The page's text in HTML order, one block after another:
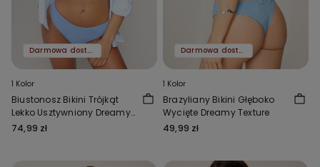
Darmowa dostawa
1 Kolor
Biustonosz Bikini Trójkąt
Lekko Usztywniony Dreamy
Texture
74,99 zł
Darmowa dostawa
1 Kolor
Brazyliany Bikini Głęboko
Wycięte Dreamy Texture
49,99 zł